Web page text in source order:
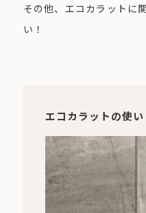
その他、エコカラットに
い！
エコカラットの使い